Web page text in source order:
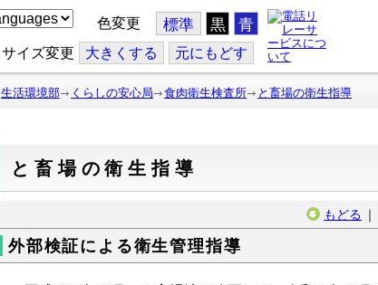
色変更 標準 黒 青
サイズ変更 大きくする 元にもどす
生活環境部 くらしの安心局 食肉衛生検査所 と畜場の衛生指導
と畜場の衛生指導
もどる ｜
外部検証による衛生管理指導